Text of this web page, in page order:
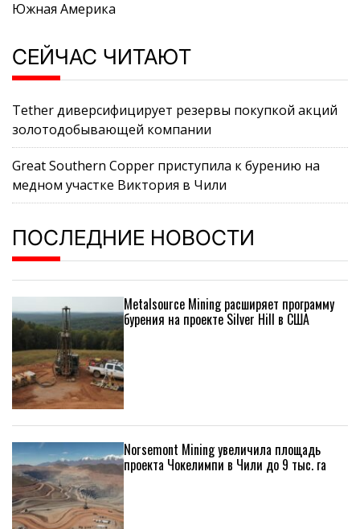
Южная Америка
СЕЙЧАС ЧИТАЮТ
Tether диверсифицирует резервы покупкой акций
золотодобывающей компании
Great Southern Copper приступила к бурению на
медном участке Виктория в Чили
ПОСЛЕДНИЕ НОВОСТИ
Metalsource Mining расширяет программу
бурения на проекте Silver Hill в США
Norsemont Mining увеличила площадь
проекта Чокелимпи в Чили до 9 тыс. га